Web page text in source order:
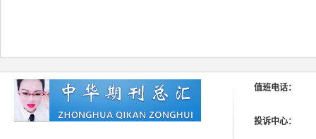
值班电话：
投诉中心：